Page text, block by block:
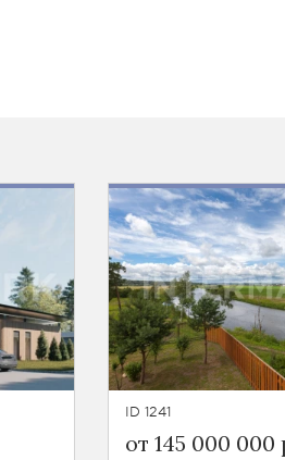
ID 1241
от 145 000 000